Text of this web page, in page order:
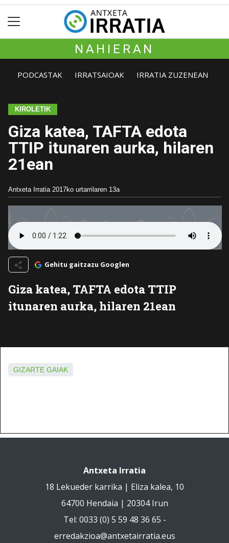
NAHIERAN
PODCASTAK IRRATSAIOAK IRRATIA ZUZENEAN
KIROLETIK
Giza katea, TAFTA edota
TTIP itunaren aurka, hilaren
21ean
Antxeta Irratia 2017ko urtarrilaren 13a
Gehitu gaitzazu Googlen
Giza katea, TAFTA edota TTIP
itunaren aurka, hilaren 21ean
GIZARTE GAIAK
Antxeta Irratia
18 Lekueder karrika | Eliza kalea, 10
64700 Hendaia | 20304 Irun
Tel: 0033 (0) 5 59 48 36 65 -
erredakzioa@antxetairratia.eus